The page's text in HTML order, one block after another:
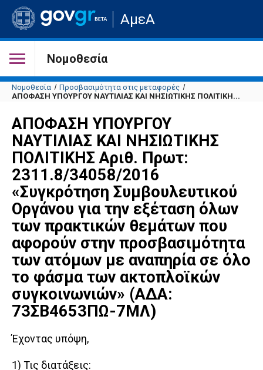
Μετάβαση
στην
σελίδα
του
ΑμεΑ
Νομοθεσία
Νομοθεσία
Προσβασιμότητα στις μεταφορές
ΑΠΟΦΑΣΗ ΥΠΟΥΡΓΟΥ ΝΑΥΤΙΛΙΑΣ ΚΑΙ ΝΗΣΙΩΤΙΚΗΣ ΠΟΛΙΤΙΚΗ...
ΑΠΟΦΑΣΗ ΥΠΟΥΡΓΟΥ
ΝΑΥΤΙΛΙΑΣ ΚΑΙ ΝΗΣΙΩΤΙΚΗΣ
ΠΟΛΙΤΙΚΗΣ Αριθ. Πρωτ:
2311.8/34058/2016
«Συγκρότηση Συμβουλευτικού
Οργάνου για την εξέταση όλων
των πρακτικών θεμάτων που
αφορούν στην προσβασιμότητα
των ατόμων με αναπηρία σε όλο
το φάσμα των ακτοπλοϊκών
συγκοινωνιών» (ΑΔΑ:
73ΣΒ4653ΠΩ-7ΜΛ)
Έχοντας υπόψη,
1) Τις διατάξεις: